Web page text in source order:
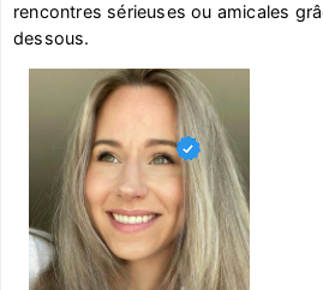
rencontres sérieuses ou amicales
dessous.